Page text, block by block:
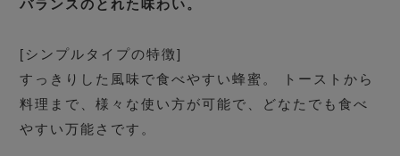
バランスのとれた味わい。
[シンプルタイプの特徴]
すっきりした風味で食べやすい蜂蜜。 トーストから
料理まで、様々な使い方が可能で、どなたでも食べ
やすい万能さです。